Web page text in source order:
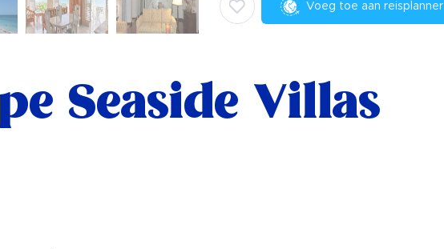
Voeg toe aan reisplanner
Seaside Villas